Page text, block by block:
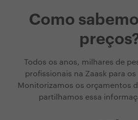
Como
Todos os anos, milhares de
profissionais na Zaask para
Monitorizamos os orçamentos
partilhamos essa